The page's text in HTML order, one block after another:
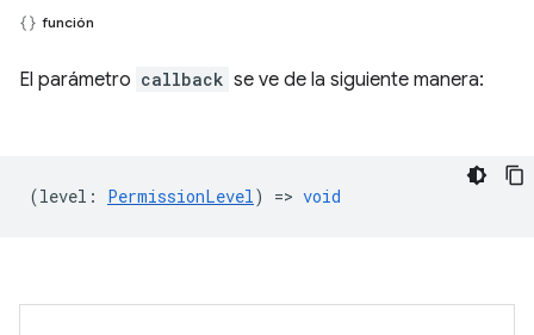
función
El parámetro callback se ve de la siguiente manera:
(level : PermissionLevel) => void